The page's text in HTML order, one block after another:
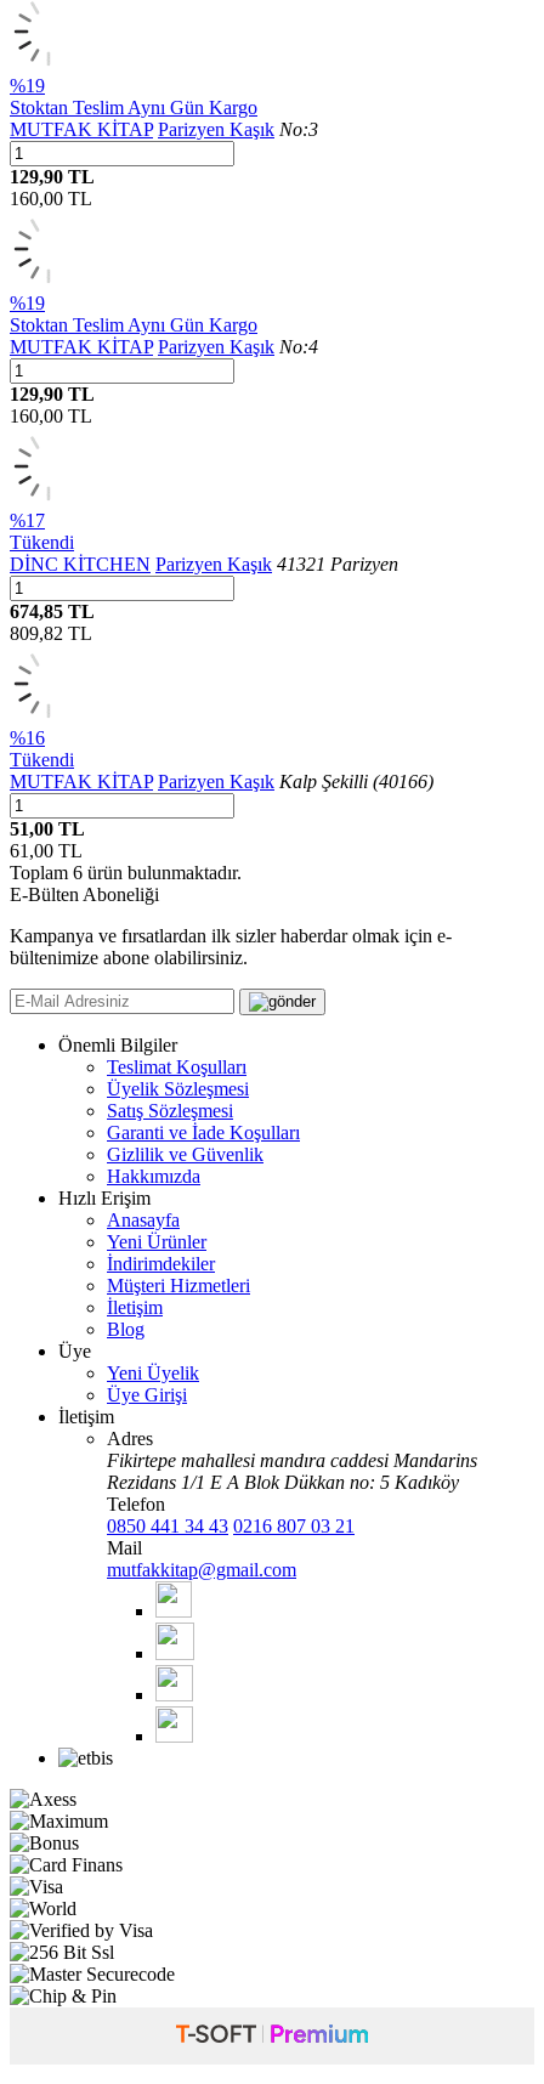
%19
Stoktan TeslimAynı Gün Kargo
MUTFAK KİTAP Parizyen Kaşık No:3
129,90 TL
160,00 TL
%19
Stoktan TeslimAynı Gün Kargo
MUTFAK KİTAP Parizyen Kaşık No:4
129,90 TL
160,00 TL
%17
Tükendi
DİNC KİTCHEN Parizyen Kaşık 41321 Parizyen
674,85 TL
809,82 TL
%16
Tükendi
MUTFAK KİTAP Parizyen Kaşık Kalp Şekilli (40166)
51,00 TL
61,00 TL
Toplam 6 ürün bulunmaktadır.
E-Bülten Aboneliği
Kampanya ve fırsatlardan ilk sizler haberdar olmak için e-
bültenimize abone olabilirsiniz.
Önemli Bilgiler
Teslimat Koşulları
Üyelik Sözleşmesi
Satış Sözleşmesi
Garanti ve İade Koşulları
Gizlilik ve Güvenlik
Hakkımızda
Hızlı Erişim
Anasayfa
Yeni Ürünler
İndirimdekiler
Müşteri Hizmetleri
İletişim
Blog
Üye
Yeni Üyelik
Üye Girişi
İletişim
Adres
Fikirtepe mahallesi mandıra caddesi Mandarins
Rezidans 1/1 E A Blok Dükkan no: 5 Kadıköy
Telefon
0850 441 34 43 0216 807 03 21
Mail
mutfakkitap@gmail.com